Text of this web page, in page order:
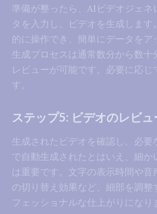
準備が整ったら、AIビデオジェネ
タを入力し、ビデオを生成しま
的に操作でき、簡単にデータをア
生成プロセスは通常数分から数十
レビューが可能です。必要に応じ
す。
ステップ5: ビデオのレビ
生成されたビデオを確認し、必要
で自動生成されたとはいえ、細
は重要です。文字の表示時間や音
の切り替え効果など、細部を調整
フェッショナルな仕上がりになり